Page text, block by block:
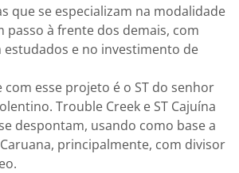
que se especializam na modalidade
passo à frente dos demais, com
e no investimento de
com esse projeto é o ST do senhor
Trouble Creek e ST Cajuína
despontam, usando como base a
principalmente, com divisor